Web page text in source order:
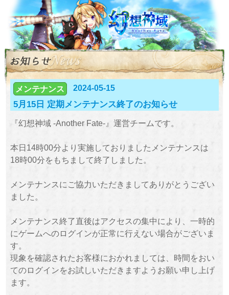
メンテナンス 2024-05-15
5月15日 定期メンテナンス終了のお知らせ
『幻想神域 -Another Fate-』運営チームです。
本日14時00分より実施しておりましたメンテナンスは
18時00分をもちまして終了しました。
メンテナンスにご協力いただきましてありがとうござい
ました。
メンテナンス終了直後はアクセスの集中により、一時的
にゲームへのログインが正常に行えない場合がございま
す。
現象を確認されたお客様におかれましては、時間をおい
てのログインをお試しいただきますようお願い申し上げ
ます。